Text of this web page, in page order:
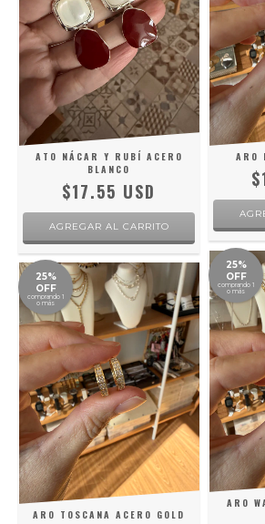
ATO NÁCAR Y RUBÍ ACERO
BLANCO
$17.55 USD
ARO
25%
OFF
comprando 1
o más
ARO TOSCANA ACERO GOLD
25%
OFF
comprando 1
o más
ARO